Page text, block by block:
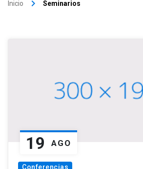
Inicio keyboard_arrow_right Seminarios
19 AGO
Conferencias